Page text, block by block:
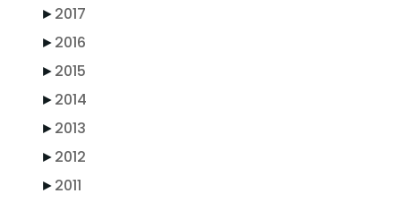
►2017
►2016
►2015
►2014
►2013
►2012
►2011